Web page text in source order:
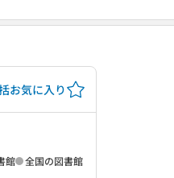
お気に入り
館 全国の図書館